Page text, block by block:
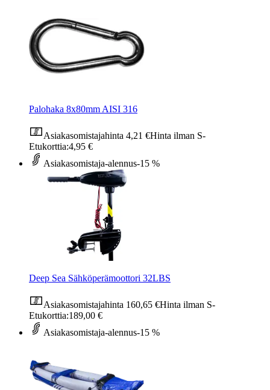
Palohaka 8x80mm AISI 316
Asiakasomistajahinta 4,21 €Hinta ilman S-
Etukorttia:4,95 €
Asiakasomistaja-alennus-15 %
Deep Sea Sähköperämoottori 32LBS
Asiakasomistajahinta 160,65 €Hinta ilman S-
Etukorttia:189,00 €
Asiakasomistaja-alennus-15 %